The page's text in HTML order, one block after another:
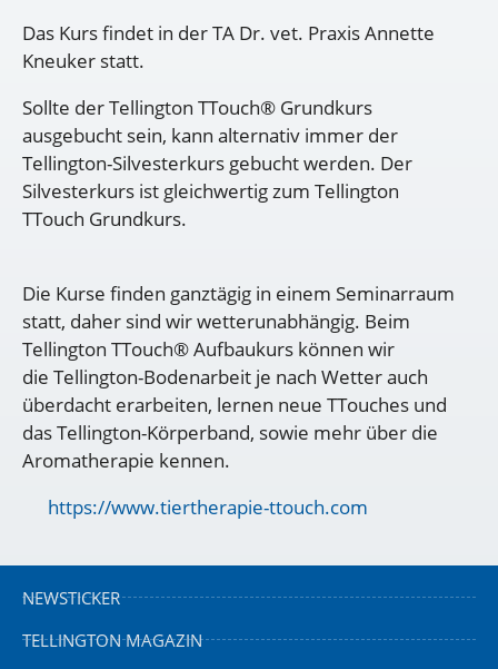
Das Kurs findet in der TA Dr. vet. Praxis Annette
Kneuker statt.
Sollte der Tellington TTouch® Grundkurs
ausgebucht sein, kann alternativ immer der
Tellington-Silvesterkurs gebucht werden. Der
Silvesterkurs ist gleichwertig zum Tellington
TTouch Grundkurs.
Die Kurse finden ganztägig in einem Seminarraum
statt, daher sind wir wetterunabhängig. Beim
Tellington TTouch® Aufbaukurs können wir
die Tellington-Bodenarbeit je nach Wetter auch
überdacht erarbeiten, lernen neue TTouches und
das Tellington-Körperband, sowie mehr über die
Aromatherapie kennen.
https://www.tiertherapie-ttouch.com
NEWSTICKER
TELLINGTON MAGAZIN